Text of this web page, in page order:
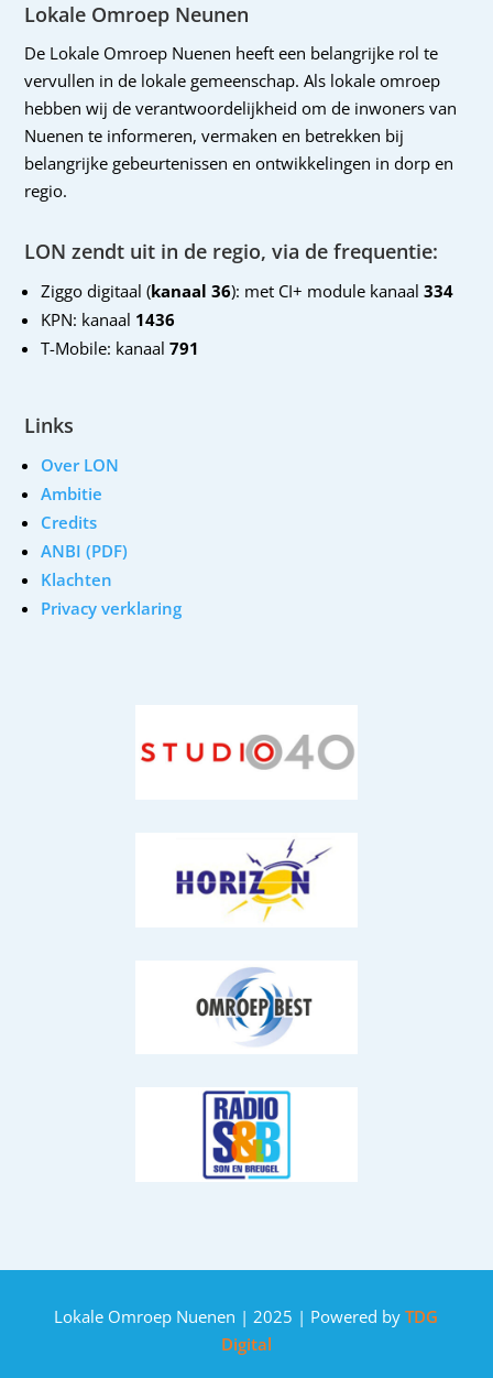
Lokale Omroep Neunen
De Lokale Omroep Nuenen heeft een belangrijke rol te
vervullen in de lokale gemeenschap. Als lokale omroep
hebben wij de verantwoordelijkheid om de inwoners van
Nuenen te informeren, vermaken en betrekken bij
belangrijke gebeurtenissen en ontwikkelingen in dorp en
regio.
LON zendt uit in de regio, via de frequentie:
Ziggo digitaal (kanaal 36): met CI+ module kanaal 334
KPN: kanaal 1436
T-Mobile: kanaal791
Links
Over LON
Ambitie
Credits
ANBI (PDF)
Klachten
Privacy verklaring
Lokale Omroep Nuenen | 2025 | Powered by TDG
Digital